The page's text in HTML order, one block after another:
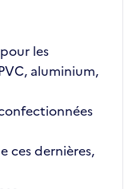
les
aluminium,
ces dernières,